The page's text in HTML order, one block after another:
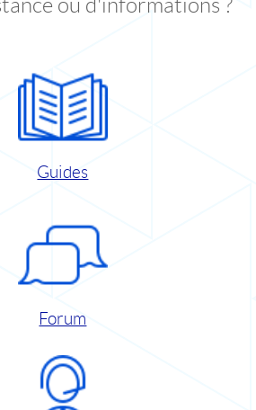
ou d'informations ?
Guides
Forum